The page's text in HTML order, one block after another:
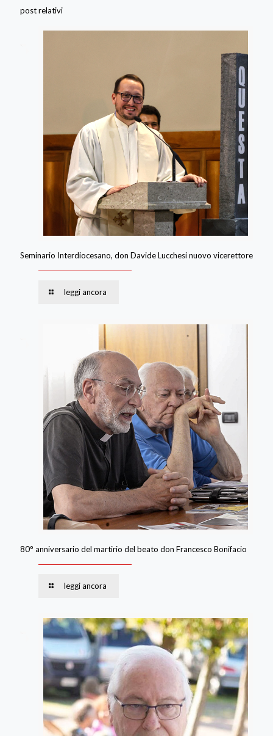
post relativi
Seminario Interdiocesano, don Davide Lucchesi nuovo vicerettore
leggi ancora
80° anniversario del martirio del beato don Francesco Bonifacio
leggi ancora